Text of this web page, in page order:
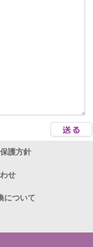
護方針
せ
について